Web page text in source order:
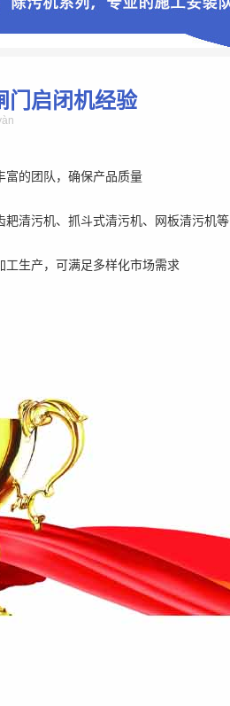
门启闭机经验
富的团队，确保产品质量
清污机、抓斗式清污机、网板清污机等
生产，可满足多样化市场需求